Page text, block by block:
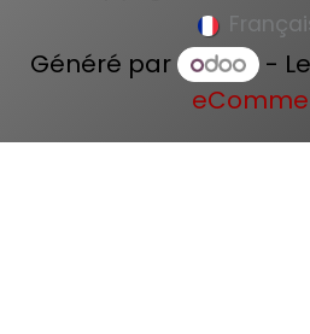
Généré par -